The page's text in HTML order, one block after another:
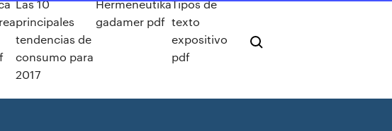
Las 10
principales
tendencias de
consumo para
2017
Hermeneutika
gadamer pdf
Tipos de
texto
expositivo
pdf